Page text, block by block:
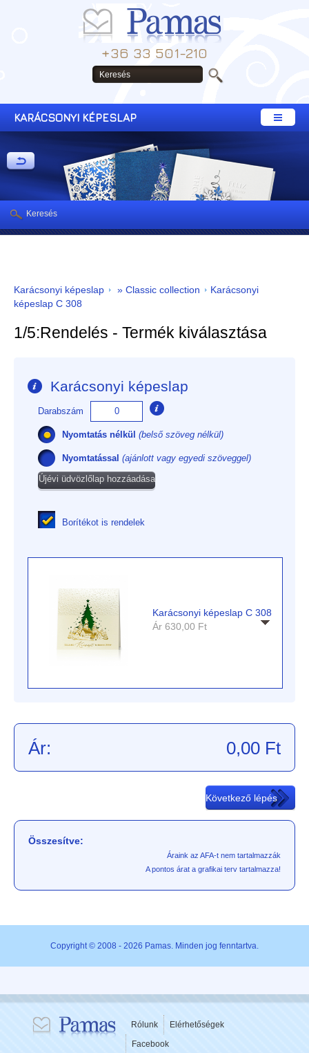
+36 33 501-210
KARÁCSONYI KÉPESLAP
Karácsonyi képeslap » Classic collection
Karácsonyi
képeslap C 308
1/5:Rendelés - Termék kiválasztása
Karácsonyi képeslap
Darabszám
Nyomtatás nélkül (belső szöveg nélkül)
Nyomtatással (ajánlott vagy egyedi szöveggel)
Újévi üdvözlőlap hozzáadása
Borítékot is rendelek
Karácsonyi képeslap C 308
Ár 630,00 Ft
Ár: 0,00 Ft
Összesítve:
Áraink az AFA-t nem tartalmazzák
A pontos árat a grafikai terv tartalmazza!
Keresés
Copyright © 2008 - 2026 Pamas. Minden jog fenntartva.
Rólunk
Elérhetőségek
Facebook